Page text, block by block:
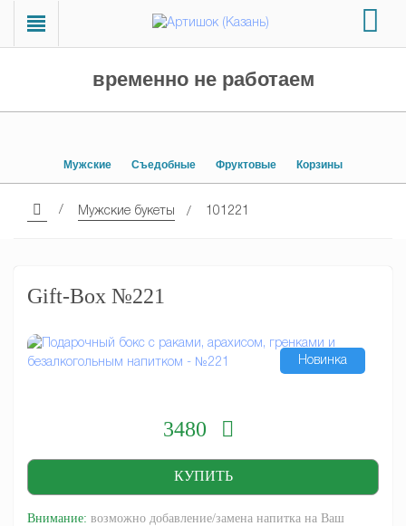
временно не работаем
Мужские Съедобные Фруктовые Корзины
Мужские букеты 101221
Новинка
Gift-Box №221
3480
Внимание: возможно добавление/замена напитка на Ваш